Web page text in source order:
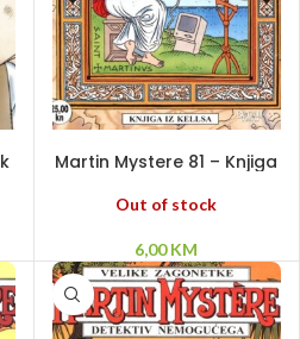
Martin Mystere 81 – Knjiga
Out of stock
6,00KM